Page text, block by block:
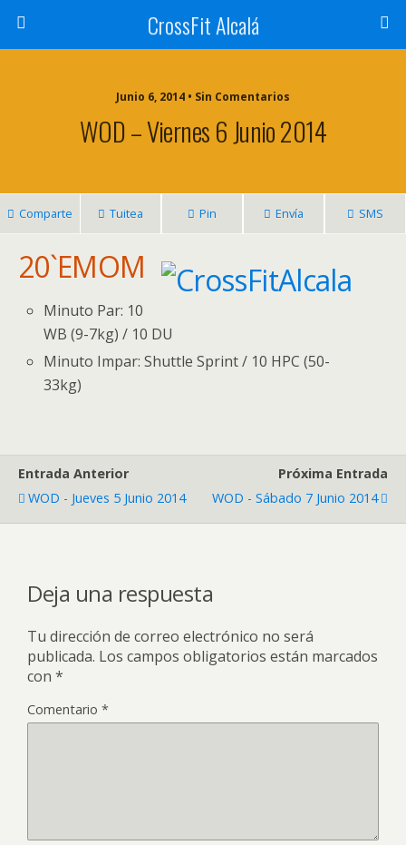
CrossFit Alcalá
Junio 6, 2014 • Sin Comentarios
WOD – Viernes 6 Junio 2014
Comparte Tuitea Pin Envía SMS
20`EMOM
Minuto Par: 10
WB (9-7kg) / 10 DU
Minuto Impar: Shuttle Sprint / 10 HPC (50-
33kg)
Entrada Anterior
WOD - Jueves 5 Junio 2014
Próxima Entrada
WOD - Sábado 7 Junio 2014
Deja una respuesta
Tu dirección de correo electrónico no será
publicada. Los campos obligatorios están marcados
con *
Comentario *